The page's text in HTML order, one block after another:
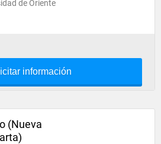
de Oriente
información
(Nueva